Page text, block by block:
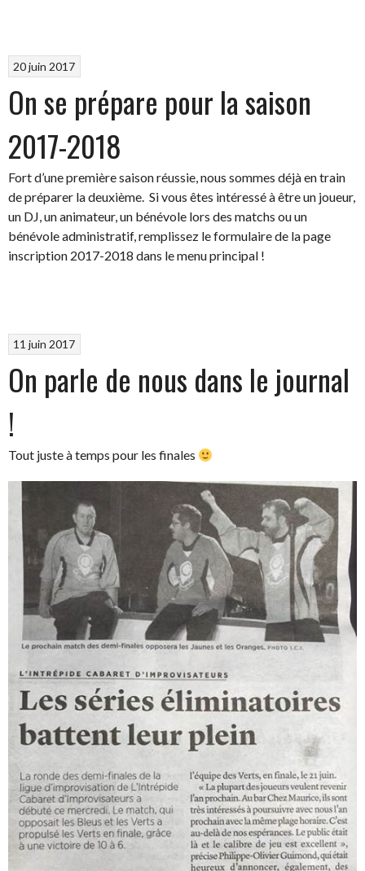
20 juin 2017
On se prépare pour la saison
2017-2018
Fort d’une première saison réussie, nous sommes déjà en train
de préparer la deuxième. Si vous êtes intéressé à être un joueur,
un DJ, un animateur, un bénévole lors des matchs ou un
bénévole administratif, remplissez le formulaire de la page
inscription 2017-2018 dans le menu principal !
11 juin 2017
On parle de nous dans le journal
!
Tout juste à temps pour les finales